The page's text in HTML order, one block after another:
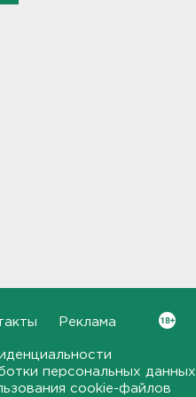
Реклама
персональных данных
cookie-файлов